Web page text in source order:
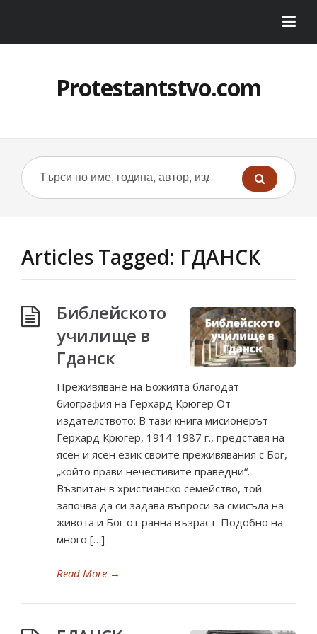
Protestantstvo.com
Articles Tagged: ГДАНСК
Библейското
училище в
Гданск
Преживяване на Божията благодат –
биография на Герхард Крюгер От
издателството: В тази книга мисионерът
Герхард Крюгер, 1914-1987 г., представя на
ясен и ясен език своите преживявания с Бог,
„който прави нечестивите праведни“.
Възпитан в християнско семейство, той
започва да си задава въпроси за смисъла на
живота и Бог от ранна възраст. Подобно на
много […]
Read More →